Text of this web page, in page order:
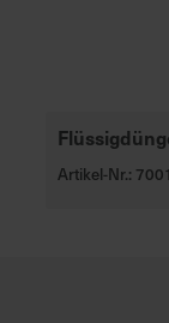
Artikel-Nr.: